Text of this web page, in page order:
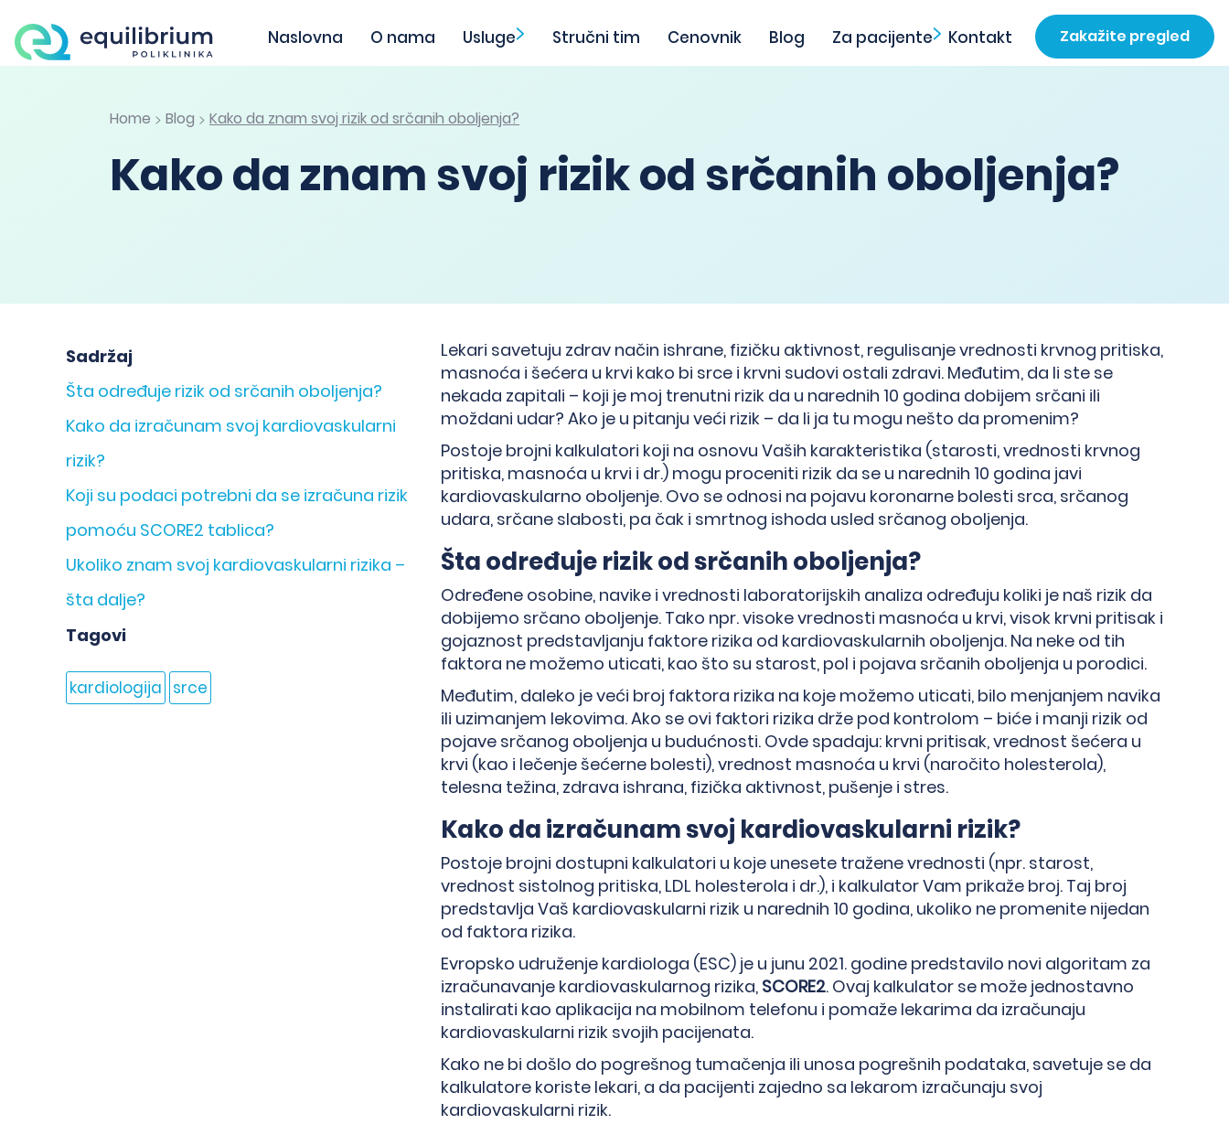
Naslovna O nama Usluge Stručni tim Cenovnik Blog Za pacijente Kontakt Zakažite pregled
Home > Blog > Kako da znam svoj rizik od srčanih oboljenja?
Kako da znam svoj rizik od srčanih oboljenja?
Sadržaj
Šta određuje rizik od srčanih oboljenja?
Kako da izračunam svoj kardiovaskularni
rizik?
Koji su podaci potrebni da se izračuna rizik
pomoću SCORE2 tablica?
Ukoliko znam svoj kardiovaskularni rizika –
šta dalje?
Tagovi
kardiologija srce
Lekari savetuju zdrav način ishrane, fizičku aktivnost, regulisanje vrednosti krvnog pritiska,
masnoća i šećera u krvi kako bi srce i krvni sudovi ostali zdravi. Međutim, da li ste se
nekada zapitali – koji je moj trenutni rizik da u narednih 10 godina dobijem srčani ili
moždani udar? Ako je u pitanju veći rizik – da li ja tu mogu nešto da promenim?
Postoje brojni kalkulatori koji na osnovu Vaših karakteristika (starosti, vrednosti krvnog
pritiska, masnoća u krvi i dr.) mogu proceniti rizik da se u narednih 10 godina javi
kardiovaskularno oboljenje. Ovo se odnosi na pojavu koronarne bolesti srca, srčanog
udara, srčane slabosti, pa čak i smrtnog ishoda usled srčanog oboljenja.
Šta određuje rizik od srčanih oboljenja?
Određene osobine, navike i vrednosti laboratorijskih analiza određuju koliki je naš rizik da
dobijemo srčano oboljenje. Tako npr. visoke vrednosti masnoća u krvi, visok krvni pritisak i
gojaznost predstavljanju faktore rizika od kardiovaskularnih oboljenja. Na neke od tih
faktora ne možemo uticati, kao što su starost, pol i pojava srčanih oboljenja u porodici.
Međutim, daleko je veći broj faktora rizika na koje možemo uticati, bilo menjanjem navika
ili uzimanjem lekovima. Ako se ovi faktori rizika drže pod kontrolom – biće i manji rizik od
pojave srčanog oboljenja u budućnosti. Ovde spadaju: krvni pritisak, vrednost šećera u
krvi (kao i lečenje šećerne bolesti), vrednost masnoća u krvi (naročito holesterola),
telesna težina, zdrava ishrana, fizička aktivnost, pušenje i stres.
Kako da izračunam svoj kardiovaskularni rizik?
Postoje brojni dostupni kalkulatori u koje unesete tražene vrednosti (npr. starost,
vrednost sistolnog pritiska, LDL holesterola i dr.), i kalkulator Vam prikaže broj. Taj broj
predstavlja Vaš kardiovaskularni rizik u narednih 10 godina, ukoliko ne promenite nijedan
od faktora rizika.
Evropsko udruženje kardiologa (ESC) je u junu 2021. godine predstavilo novi algoritam za
izračunavanje kardiovaskularnog rizika, SCORE2. Ovaj kalkulator se može jednostavno
instalirati kao aplikacija na mobilnom telefonu i pomaže lekarima da izračunaju
kardiovaskularni rizik svojih pacijenata.
Kako ne bi došlo do pogrešnog tumačenja ili unosa pogrešnih podataka, savetuje se da
kalkulatore koriste lekari, a da pacijenti zajedno sa lekarom izračunaju svoj
kardiovaskularni rizik.